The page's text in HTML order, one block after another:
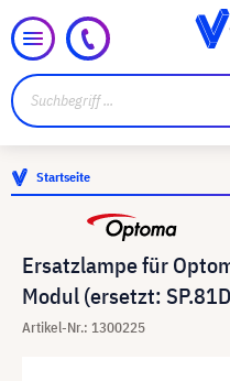
Startseite
Ersatzlampe für
Modul (ersetzt:
Artikel-Nr.: 1300225